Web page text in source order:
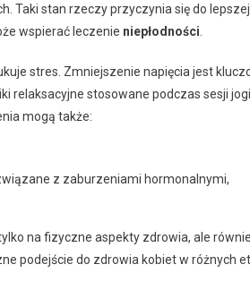
Taki stan rzeczy przyczynia się do
wspierać leczenie niepłodności
stres. Zmniejszenie napięcia jest
relaksacyjne stosowane podczas sesji
mogą także:
z zaburzeniami hormonalnymi,
na fizyczne aspekty zdrowia, ale
podejście do zdrowia kobiet w różnych